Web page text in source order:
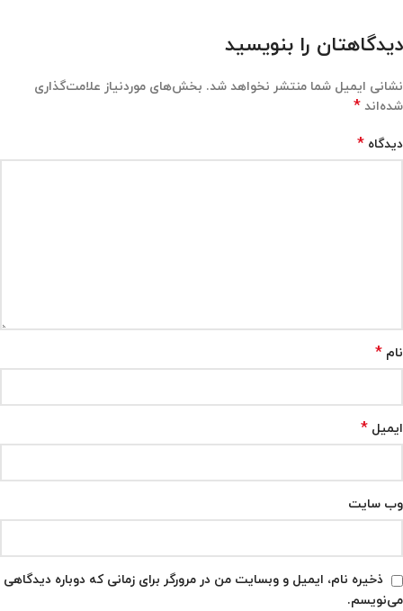
دیدگاهتان را بنویسید
نشانی ایمیل شما منتشر نخواهد شد. بخش‌های موردنیاز علامت‌گذاری
شده‌اند *
دیدگاه *
نام *
ایمیل *
وب‌ سایت
ذخیره نام، ایمیل و وبسایت من در مرورگر برای زمانی که دوباره دیدگاهی
می‌نویسم.